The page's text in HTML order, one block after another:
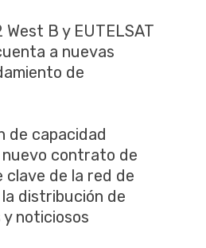
B y EUTELSAT
a nuevas
de
de capacidad
nuevo contrato de
clave de la red de
distribución de
noticiosos